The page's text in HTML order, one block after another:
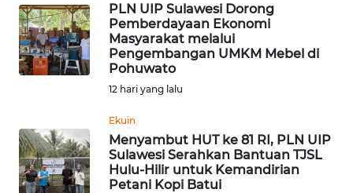
PLN UIP Sulawesi Dorong
Pemberdayaan Ekonomi
Masyarakat melalui
Pengembangan UMKM Mebel di
Pohuwato
12 hari yang lalu
Ekuin
Menyambut HUT ke 81 RI, PLN UIP
Sulawesi Serahkan Bantuan TJSL
Hulu-Hilir untuk Kemandirian
Petani Kopi Batui
KAMI
PEDOMAN
MEDIA
REDAKSI
KARIR